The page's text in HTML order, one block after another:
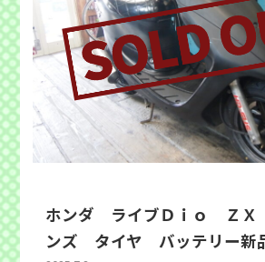
ホンダ ライブＤｉｏ ＺＸ
ンズ タイヤ バッテリー新